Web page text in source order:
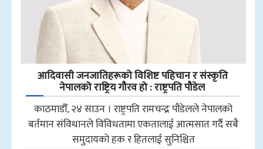
आदिवासी जनजातिहरूको विशिष्ट पहिचान र संस्कृति
नेपालको राष्ट्रिय गौरव हो : राष्ट्रपति पौडेल
काठमाडौँ, २४ साउन । राष्ट्रपति रामचन्द्र पौडेलले नेपालको
बर्तमान संविधानले विविधतामा एकतालाई आत्मसात गर्दै सबै
समुदायको हक र हितलाई सुनिश्चित